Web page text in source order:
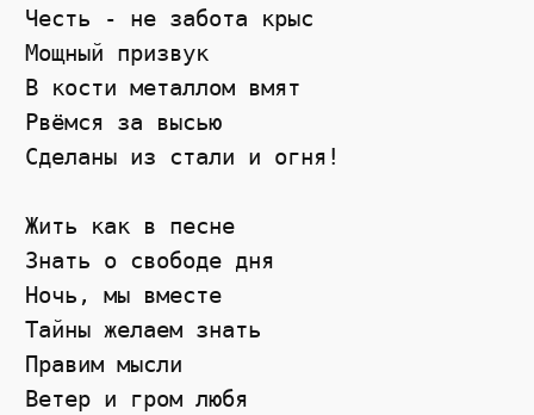
Честь - не забота крыс
Мощный призвук
В кости металлом вмят
Рвёмся за высью
Сделаны из стали и огня!
Жить как в песне
Знать о свободе дня
Ночь, мы вместе
Тайны желаем знать
Правим мысли
Ветер и гром любя